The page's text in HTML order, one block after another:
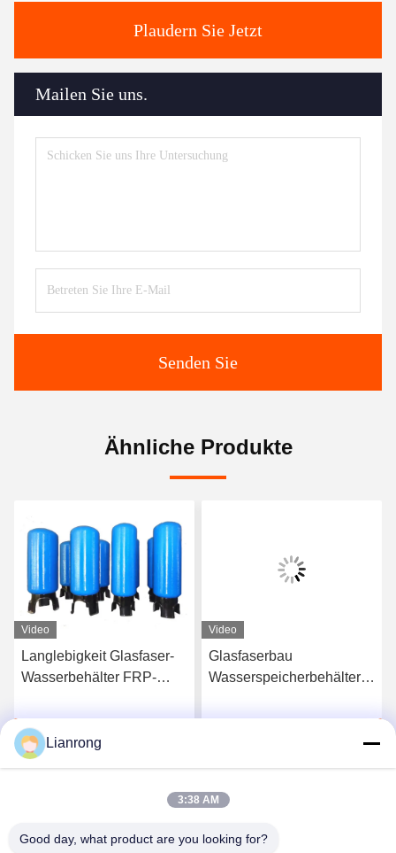
Plaudern Sie Jetzt
Mailen Sie uns.
Senden Sie
Ähnliche Produkte
Video
Langlebigkeit Glasfaser-
Wasserbehälter FRP-
Plaudern Sie Jetzt
Video
Glasfaserbau
Wasserspeicherbehälter
Schutz
Lianrong
3:38 AM
Good day, what product are you looking for?